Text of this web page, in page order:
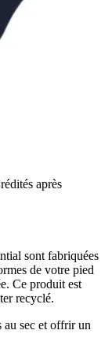
après
sont fabriquées
de votre pied
Ce produit est
recyclé.
sec et offrir un